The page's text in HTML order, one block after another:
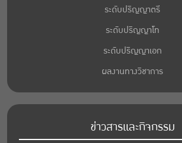
ระดับปริญญาตรี
ระดับปริญญาโท
ระดับปริญญาเอก
ผลงานทางวิชาการ
ข่าวสารและกิจกรรม